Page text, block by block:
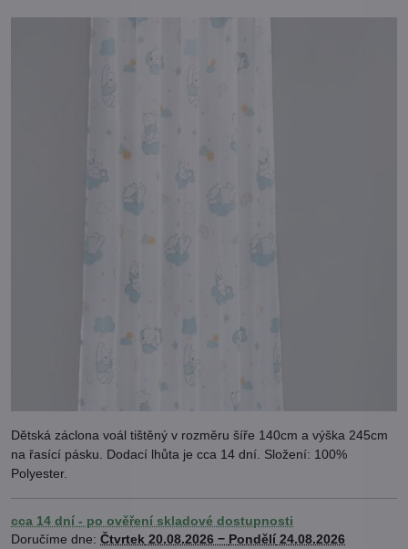
Dětská záclona voál tištěný v rozměru šíře 140cm a výška 245cm
na řasící pásku. Dodací lhůta je cca 14 dní. Složení: 100%
Polyester.
cca 14 dní - po ověření skladové dostupnosti
Doručíme dne: Čtvrtek 20.08.2026 − Pondělí 24.08.2026